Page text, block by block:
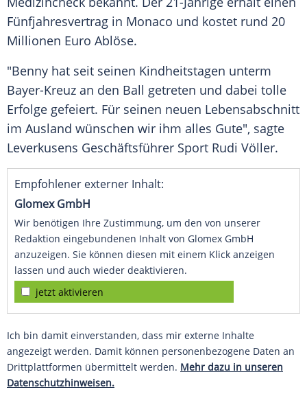
Fünfjahresvertrag in Monaco und kostet rund 20
Millionen Euro Ablöse.
"Benny hat seit seinen Kindheitstagen unterm
Bayer-Kreuz an den Ball getreten und dabei tolle
Erfolge gefeiert. Für seinen neuen Lebensabschnitt
im Ausland wünschen wir ihm alles Gute", sagte
Leverkusens Geschäftsführer Sport Rudi Völler.
Empfohlener externer Inhalt:
Glomex GmbH
Wir benötigen Ihre Zustimmung, um den von unserer
Redaktion eingebundenen Inhalt von Glomex GmbH
anzuzeigen. Sie können diesen mit einem Klick anzeigen
lassen und auch wieder deaktivieren.
jetzt aktivieren
Ich bin damit einverstanden, dass mir externe Inhalte
angezeigt werden. Damit können personenbezogene Daten an
Drittplattformen übermittelt werden. Mehr dazu in unseren
Datenschutzhinweisen.